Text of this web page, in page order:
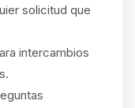
solicitud que
intercambios